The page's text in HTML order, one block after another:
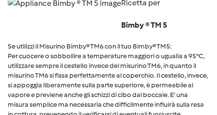
Ricetta per
Bimby ® TM 5
Se utilizzi il Misurino Bimby® TM6 con il tuo Bimby® TM5:
Per cuocere o sobbollire a temperature maggiori o ugualia a 95°C,
utilizzare sempre il cestello invece del misurino TM6, in quanto il
misurino TM6 si fissa perfettamente al coperchio. Il cestello, invece,
si appoggia liberamente sulla parte superiore, è permeabile al
vapore e previene anche gli schizzi di cibo dal boccale. E' una
misura semplice ma necessaria che difficilmente influirà sulla resa